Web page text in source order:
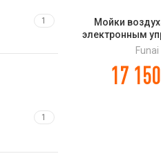
Мойки
электронным
ISHI FAW-Funai
17 150
1
1